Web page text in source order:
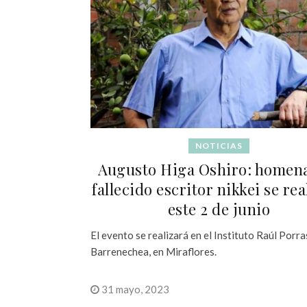
NOTICIAS
Augusto Higa Oshiro:
fallecido escritor nikkei se
este 2 de junio
El evento se realizará en el Instituto Raúl
Barrenechea, en Miraflores.
31 mayo, 2023